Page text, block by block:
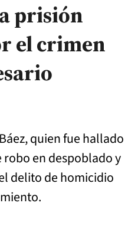
prisión
el crimen
quien fue hallado
en despoblado y
delito de homicidio